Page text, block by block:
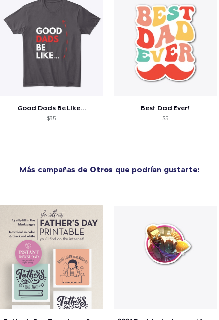
Good Dads Be Like...
$35
Best Dad Ever!
$5
Más campañas de Otros que podrían gustarte: